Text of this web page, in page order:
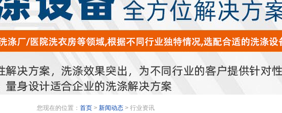
您现在的位置： 首页 > 新闻动态 > 行业资讯